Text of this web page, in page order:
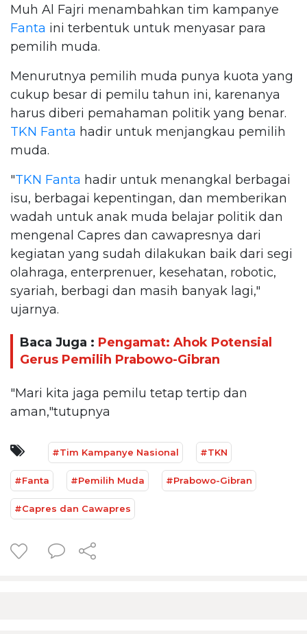
Muh Al Fajri menambahkan tim kampanye
Fanta ini terbentuk untuk menyasar para
pemilih muda.
Menurutnya pemilih muda punya kuota yang
cukup besar di pemilu tahun ini, karenanya
harus diberi pemahaman politik yang benar.
TKN Fanta hadir untuk menjangkau pemilih
muda.
"TKN Fanta hadir untuk menangkal berbagai
isu, berbagai kepentingan, dan memberikan
wadah untuk anak muda belajar politik dan
mengenal Capres dan cawapresnya dari
kegiatan yang sudah dilakukan baik dari segi
olahraga, enterprenuer, kesehatan, robotic,
syariah, berbagi dan masih banyak lagi,"
ujarnya.
Baca Juga : Pengamat: Ahok Potensial
Gerus Pemilih Prabowo-Gibran
"Mari kita jaga pemilu tetap tertip dan
aman,"tutupnya
#Tim Kampanye Nasional #TKN
#Fanta #Pemilih Muda #Prabowo-Gibran
#Capres dan Cawapres